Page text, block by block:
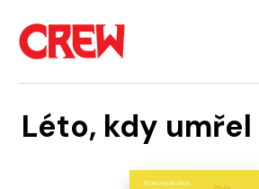
Léto, kdy umřel